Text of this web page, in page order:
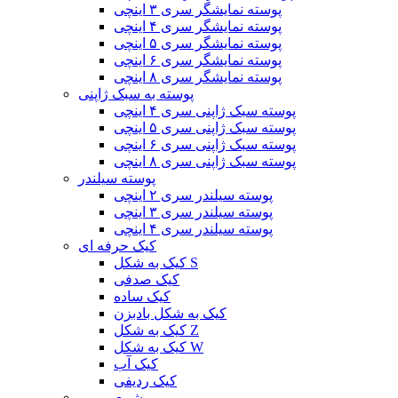
پوسته نمایشگر سری ۳ اینچی
پوسته نمایشگر سری ۴ اینچی
پوسته نمایشگر سری ۵ اینچی
پوسته نمایشگر سری ۶ اینچی
پوسته نمایشگر سری ۸ اینچی
پوسته به سبک ژاپنی
پوسته سبک ژاپنی سری ۴ اینچی
پوسته سبک ژاپنی سری ۵ اینچی
پوسته سبک ژاپنی سری ۶ اینچی
پوسته سبک ژاپنی سری ۸ اینچی
پوسته سیلندر
پوسته سیلندر سری ۲ اینچی
پوسته سیلندر سری ۳ اینچی
پوسته سیلندر سری ۴ اینچی
کیک حرفه ای
کیک به شکل S
کیک صدفی
کیک ساده
کیک به شکل بادبزن
کیک به شکل Z
کیک به شکل W
کیک آب
کیک ردیفی